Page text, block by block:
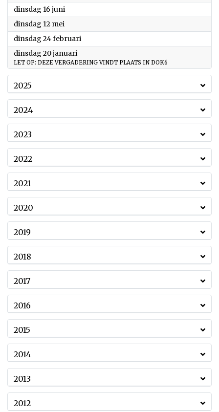
dinsdag 16 juni
dinsdag 12 mei
dinsdag 24 februari
dinsdag 20 januari
LET OP: DEZE VERGADERING VINDT PLAATS IN DOK6
2025
2024
2023
2022
2021
2020
2019
2018
2017
2016
2015
2014
2013
2012